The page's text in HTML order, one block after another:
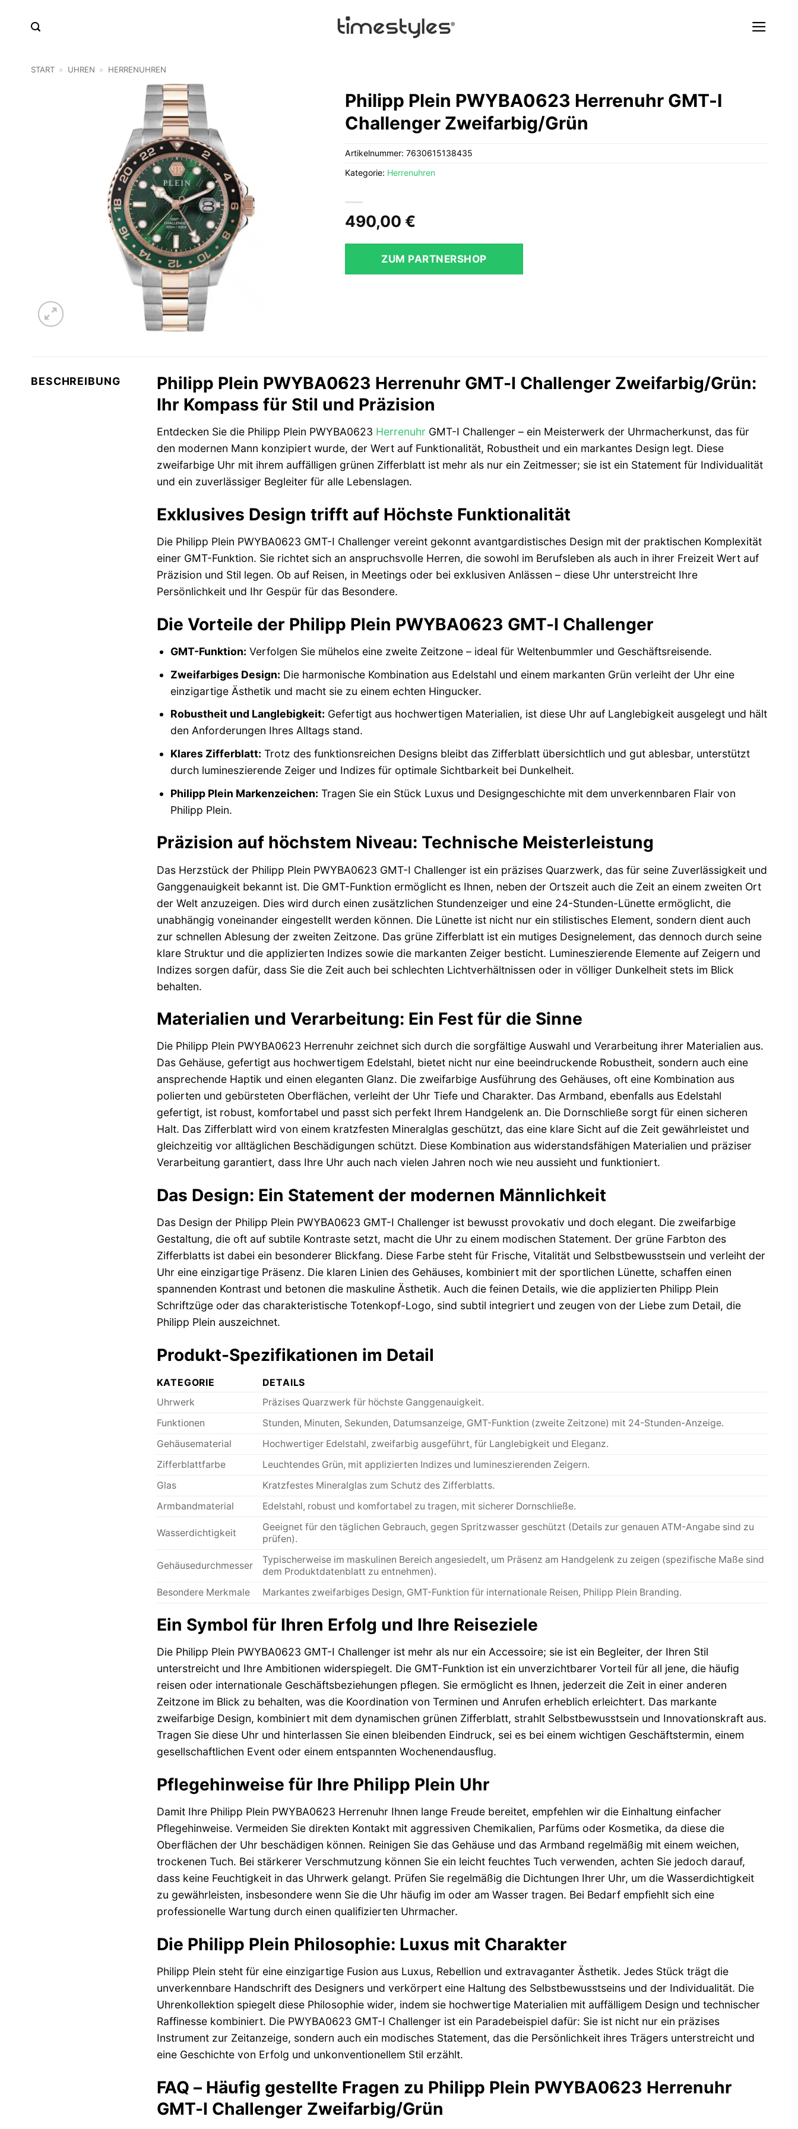
START » UHREN » HERRENUHREN
Philipp Plein PWYBA0623 Herrenuhr GMT-I
Challenger Zweifarbig/Grün
490,00 €
ZUM PARTNERSHOP
Artikelnummer:7630615138435
Kategorie: Herrenuhren
BESCHREIBUNG
Philipp Plein PWYBA0623 Herrenuhr GMT-I Challenger Zweifarbig/Grün:
Ihr Kompass für Stil und Präzision
Entdecken Sie die Philipp Plein PWYBA0623 HerrenuhrGMT-I Challenger – ein Meisterwerk der Uhrmacherkunst, das für
den modernen Mann konzipiert wurde, der Wert auf Funktionalität, Robustheit und ein markantes Design legt. Diese
zweifarbige Uhr mit ihrem auffälligen grünen Zifferblatt ist mehr als nur ein Zeitmesser; sie ist ein Statement für Individualität
und ein zuverlässiger Begleiter für alle Lebenslagen.
Exklusives Design trifft auf Höchste Funktionalität
Die Philipp Plein PWYBA0623 GMT-I Challenger vereint gekonnt avantgardistisches Design mit der praktischen Komplexität
einer GMT-Funktion. Sie richtet sich an anspruchsvolle Herren, die sowohl im Berufsleben als auch in ihrer Freizeit Wert auf
Präzision und Stil legen. Ob auf Reisen, in Meetings oder bei exklusiven Anlässen – diese Uhr unterstreicht Ihre
Persönlichkeit und Ihr Gespür für das Besondere.
Die Vorteile der Philipp Plein PWYBA0623 GMT-I Challenger
GMT-Funktion: Verfolgen Sie mühelos eine zweite Zeitzone – ideal für Weltenbummler und Geschäftsreisende.
Zweifarbiges Design: Die harmonische Kombination aus Edelstahl und einem markanten Grün verleiht der Uhr eine
einzigartige Ästhetik und macht sie zu einem echten Hingucker.
Robustheit und Langlebigkeit: Gefertigt aus hochwertigen Materialien, ist diese Uhr auf Langlebigkeit ausgelegt und hält
den Anforderungen Ihres Alltags stand.
Klares Zifferblatt: Trotz des funktionsreichen Designs bleibt das Zifferblatt übersichtlich und gut ablesbar, unterstützt
durch lumineszierende Zeiger und Indizes für optimale Sichtbarkeit bei Dunkelheit.
Philipp Plein Markenzeichen: Tragen Sie ein Stück Luxus und Designgeschichte mit dem unverkennbaren Flair von
Philipp Plein.
Präzision auf höchstem Niveau: Technische Meisterleistung
Das Herzstück der Philipp Plein PWYBA0623 GMT-I Challenger ist ein präzises Quarzwerk, das für seine Zuverlässigkeit und
Ganggenauigkeit bekannt ist. Die GMT-Funktion ermöglicht es Ihnen, neben der Ortszeit auch die Zeit an einem zweiten Ort
der Welt anzuzeigen. Dies wird durch einen zusätzlichen Stundenzeiger und eine 24-Stunden-Lünette ermöglicht, die
unabhängig voneinander eingestellt werden können. Die Lünette ist nicht nur ein stilistisches Element, sondern dient auch
zur schnellen Ablesung der zweiten Zeitzone. Das grüne Zifferblatt ist ein mutiges Designelement, das dennoch durch seine
klare Struktur und die applizierten Indizes sowie die markanten Zeiger besticht. Lumineszierende Elemente auf Zeigern und
Indizes sorgen dafür, dass Sie die Zeit auch bei schlechten Lichtverhältnissen oder in völliger Dunkelheit stets im Blick
behalten.
Materialien und Verarbeitung: Ein Fest für die Sinne
Die Philipp Plein PWYBA0623 Herrenuhr zeichnet sich durch die sorgfältige Auswahl und Verarbeitung ihrer Materialien aus.
Das Gehäuse, gefertigt aus hochwertigem Edelstahl, bietet nicht nur eine beeindruckende Robustheit, sondern auch eine
ansprechende Haptik und einen eleganten Glanz. Die zweifarbige Ausführung des Gehäuses, oft eine Kombination aus
polierten und gebürsteten Oberflächen, verleiht der Uhr Tiefe und Charakter. Das Armband, ebenfalls aus Edelstahl
gefertigt, ist robust, komfortabel und passt sich perfekt Ihrem Handgelenk an. Die Dornschließe sorgt für einen sicheren
Halt. Das Zifferblatt wird von einem kratzfesten Mineralglas geschützt, das eine klare Sicht auf die Zeit gewährleistet und
gleichzeitig vor alltäglichen Beschädigungen schützt. Diese Kombination aus widerstandsfähigen Materialien und präziser
Verarbeitung garantiert, dass Ihre Uhr auch nach vielen Jahren noch wie neu aussieht und funktioniert.
Das Design: Ein Statement der modernen Männlichkeit
Das Design der Philipp Plein PWYBA0623 GMT-I Challenger ist bewusst provokativ und doch elegant. Die zweifarbige
Gestaltung, die oft auf subtile Kontraste setzt, macht die Uhr zu einem modischen Statement. Der grüne Farbton des
Zifferblatts ist dabei ein besonderer Blickfang. Diese Farbe steht für Frische, Vitalität und Selbstbewusstsein und verleiht der
Uhr eine einzigartige Präsenz. Die klaren Linien des Gehäuses, kombiniert mit der sportlichen Lünette, schaffen einen
spannenden Kontrast und betonen die maskuline Ästhetik. Auch die feinen Details, wie die applizierten Philipp Plein
Schriftzüge oder das charakteristische Totenkopf-Logo, sind subtil integriert und zeugen von der Liebe zum Detail, die
Philipp Plein auszeichnet.
Produkt-Spezifikationen im Detail
KATEGORIE
DETAILS
Uhrwerk
Präzises Quarzwerk für höchste Ganggenauigkeit.
Funktionen
Stunden, Minuten, Sekunden, Datumsanzeige, GMT-Funktion (zweite Zeitzone) mit 24-Stunden-Anzeige.
Gehäusematerial
Hochwertiger Edelstahl, zweifarbig ausgeführt, für Langlebigkeit und Eleganz.
Zifferblattfarbe
Leuchtendes Grün, mit applizierten Indizes und lumineszierenden Zeigern.
Glas
Kratzfestes Mineralglas zum Schutz des Zifferblatts.
Armbandmaterial
Edelstahl, robust und komfortabel zu tragen, mit sicherer Dornschließe.
Wasserdichtigkeit
Geeignet für den täglichen Gebrauch, gegen Spritzwasser geschützt (Details zur genauen ATM-Angabe sind zu
prüfen).
Gehäusedurchmesser
Typischerweise im maskulinen Bereich angesiedelt, um Präsenz am Handgelenk zu zeigen (spezifische Maße sind
dem Produktdatenblatt zu entnehmen).
Besondere Merkmale
Markantes zweifarbiges Design, GMT-Funktion für internationale Reisen, Philipp Plein Branding.
Ein Symbol für Ihren Erfolg und Ihre Reiseziele
Die Philipp Plein PWYBA0623 GMT-I Challenger ist mehr als nur ein Accessoire; sie ist ein Begleiter, der Ihren Stil
unterstreicht und Ihre Ambitionen widerspiegelt. Die GMT-Funktion ist ein unverzichtbarer Vorteil für all jene, die häufig
reisen oder internationale Geschäftsbeziehungen pflegen. Sie ermöglicht es Ihnen, jederzeit die Zeit in einer anderen
Zeitzone im Blick zu behalten, was die Koordination von Terminen und Anrufen erheblich erleichtert. Das markante
zweifarbige Design, kombiniert mit dem dynamischen grünen Zifferblatt, strahlt Selbstbewusstsein und Innovationskraft aus.
Tragen Sie diese Uhr und hinterlassen Sie einen bleibenden Eindruck, sei es bei einem wichtigen Geschäftstermin, einem
gesellschaftlichen Event oder einem entspannten Wochenendausflug.
Pflegehinweise für Ihre Philipp Plein Uhr
Damit Ihre Philipp Plein PWYBA0623 Herrenuhr Ihnen lange Freude bereitet, empfehlen wir die Einhaltung einfacher
Pflegehinweise. Vermeiden Sie direkten Kontakt mit aggressiven Chemikalien, Parfüms oder Kosmetika, da diese die
Oberflächen der Uhr beschädigen können. Reinigen Sie das Gehäuse und das Armband regelmäßig mit einem weichen,
trockenen Tuch. Bei stärkerer Verschmutzung können Sie ein leicht feuchtes Tuch verwenden, achten Sie jedoch darauf,
dass keine Feuchtigkeit in das Uhrwerk gelangt. Prüfen Sie regelmäßig die Dichtungen Ihrer Uhr, um die Wasserdichtigkeit
zu gewährleisten, insbesondere wenn Sie die Uhr häufig im oder am Wasser tragen. Bei Bedarf empfiehlt sich eine
professionelle Wartung durch einen qualifizierten Uhrmacher.
Die Philipp Plein Philosophie: Luxus mit Charakter
Philipp Plein steht für eine einzigartige Fusion aus Luxus, Rebellion und extravaganter Ästhetik. Jedes Stück trägt die
unverkennbare Handschrift des Designers und verkörpert eine Haltung des Selbstbewusstseins und der Individualität. Die
Uhrenkollektion spiegelt diese Philosophie wider, indem sie hochwertige Materialien mit auffälligem Design und technischer
Raffinesse kombiniert. Die PWYBA0623 GMT-I Challenger ist ein Paradebeispiel dafür: Sie ist nicht nur ein präzises
Instrument zur Zeitanzeige, sondern auch ein modisches Statement, das die Persönlichkeit ihres Trägers unterstreicht und
eine Geschichte von Erfolg und unkonventionellem Stil erzählt.
FAQ – Häufig gestellte Fragen zu Philipp Plein PWYBA0623 Herrenuhr
GMT-I Challenger Zweifarbig/Grün